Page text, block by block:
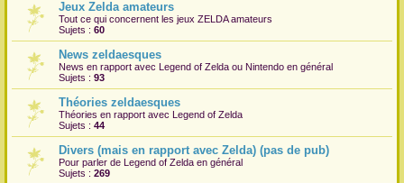
Jeux Zelda amateurs
Tout ce qui concernent les jeux ZELDA amateurs
Sujets : 60
News zeldaesques
News en rapport avec Legend of Zelda ou Nintendo en général
Sujets : 93
Théories zeldaesques
Théories en rapport avec Legend of Zelda
Sujets : 44
Divers (mais en rapport avec Zelda) (pas de pub)
Pour parler de Legend of Zelda en général
Sujets : 269